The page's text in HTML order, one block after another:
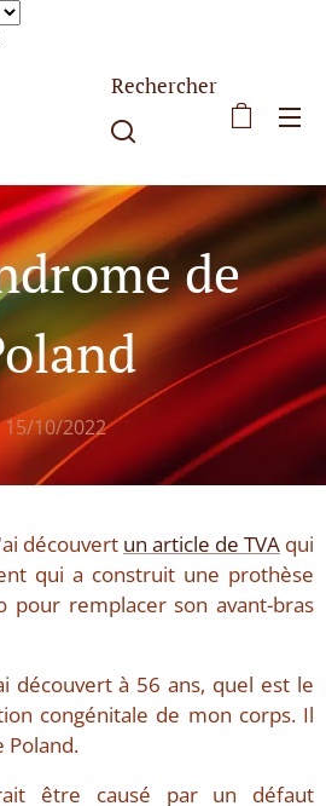
Rechercher
de
15/10/2022
découvert un article de TVA qui
qui a construit une prothèse
pour remplacer son avant-bras
découvert à 56 ans, quel est le
congénitale de mon corps. Il
Poland.
être causé par un défaut